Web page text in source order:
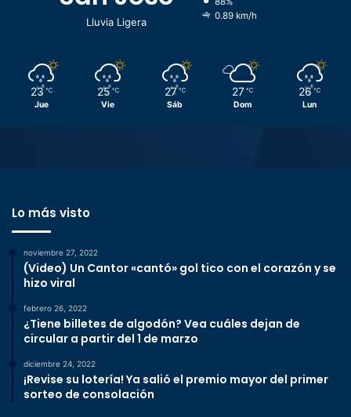
Lluvia Ligera
0.89 km/h
23 ℃
Jue
25 ℃
Vie
27 ℃
Sáb
27 ℃
Dom
26 ℃
Lun
Lo más visto
noviembre 27, 2022
(Video) Un Cantor «cantó» gol tico con el corazón y se
hizo viral
febrero 26, 2022
¿Tiene billetes de algodón? Vea cuáles dejan de
circular a partir del 1 de marzo
diciembre 24, 2022
¡Revise su lotería! Ya salió el premio mayor del primer
sorteo de consolación